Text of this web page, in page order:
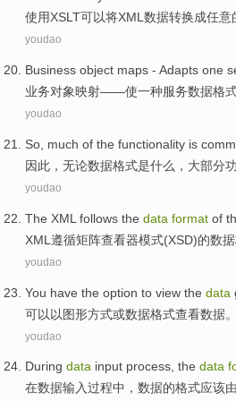
使用XSLT可以将XML数据转换成任意
youdao
Business object maps - Adapts one
业务对象映射——使一种服务数据格
youdao
So much of the functionality is
因此 ， 无论数据格式是什么， 大部分
youdao
The XML follows the data format of
XML 遵循矩阵查看器模式(XSD)的数据
youdao
You have the option to view the data
可以以图形方式或数据格式查看数据
youdao
During data input process, the data
在数据输入过程中 ，数据的格式应该